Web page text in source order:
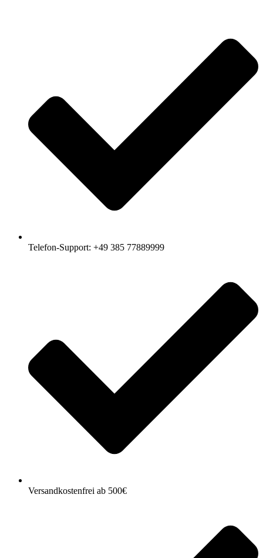
Telefon-Support: +49 385 77889999
Versandkostenfrei ab 500€